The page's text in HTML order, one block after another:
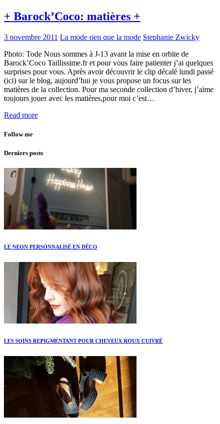
+ Barock’Coco: matières +
3 novembre 2011 La mode rien que la mode Stephanie Zwicky
Photo: Tode Nous sommes à J-13 avant la mise en orbite de
Barock’Coco Taillissime.fr et pour vous faire patienter j’ai quelques
surprises pour vous. Après avoir découvrir le clip décalé lundi passé
(ici) sur le blog, aujourd’hui je vous propose un focus sur les
matières de la collection. Pour ma seconde collection d’hiver, j’aime
toujours jouer avec les matières,pour moi c’est…
Read more
Follow me
Derniers posts
LE NEON PERSONNALISÉ EN DÉCO
LES SOINS REPIGMENTANT POUR CHEVEUX ROUX CUIVRÉ